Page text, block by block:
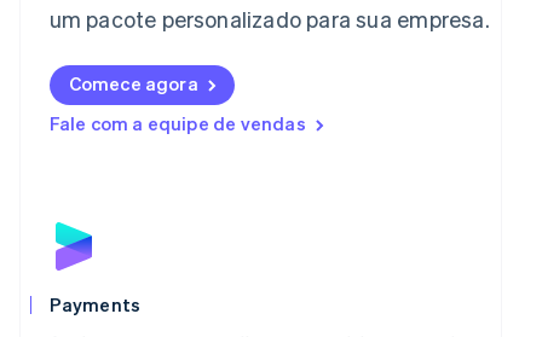
um pacote personalizado para sua empresa.
Comece agora
Fale com a equipe de vendas
Payments
Liechtenstein
Lituânia
English
Luxemburgo
English
Español